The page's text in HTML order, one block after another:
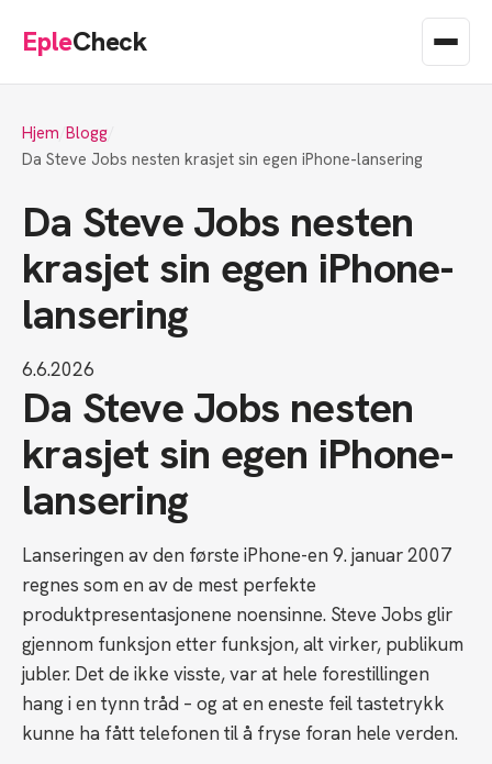
EpleCheck
Hjem Blogg
Da Steve Jobs nesten krasjet sin egen iPhone-lansering
Da Steve Jobs nesten
krasjet sin egen iPhone-
lansering
6.6.2026
Da Steve Jobs nesten
krasjet sin egen iPhone-
lansering
Lanseringen av den første iPhone-en 9. januar 2007
regnes som en av de mest perfekte
produktpresentasjonene noensinne. Steve Jobs glir
gjennom funksjon etter funksjon, alt virker, publikum
jubler. Det de ikke visste, var at hele forestillingen
hang i en tynn tråd – og at en eneste feil tastetrykk
kunne ha fått telefonen til å fryse foran hele verden.